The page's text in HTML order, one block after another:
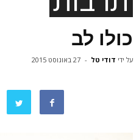
כולו לב
על ידי דודי טל - 27 באוגוסט 2015